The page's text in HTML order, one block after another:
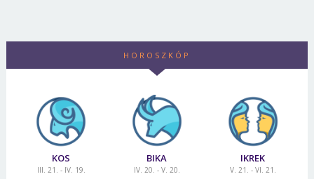
HOROSZKÓP
KOS
III. 21. - IV. 19.
BIKA
IV. 20. - V. 20.
IKREK
V. 21. - VI. 21.
Mégse Bejelentkezés